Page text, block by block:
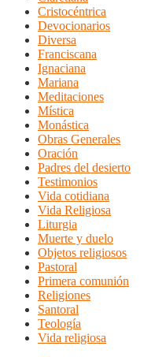
Cristocéntrica
Devocionarios
Diversa
Franciscana
Ignaciana
Mariana
Meditaciones
Mística
Monástica
Obras Generales
Oración
Padres del desierto
Testimonios
Vida cotidiana
Vida Religiosa
Liturgia
Muerte y duelo
Objetos religiosos
Pastoral
Primera comunión
Religiones
Santoral
Teología
Vida religiosa